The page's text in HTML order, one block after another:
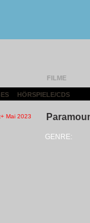
FILME
HÖRSPIELE/CDS
GENRE: